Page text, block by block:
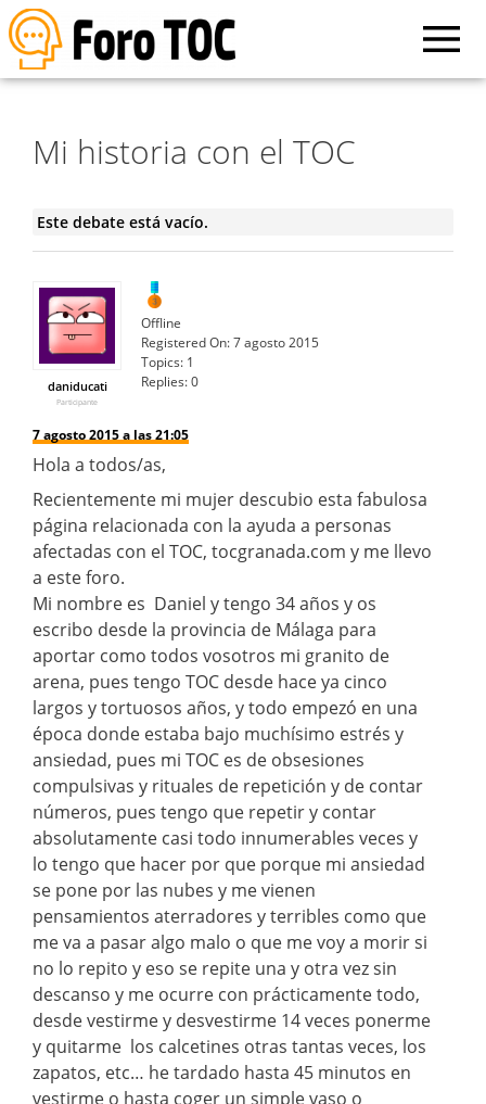
Mi historia con el TOC
Este debate está vacío.
daniducati
Participante
Offline
Registered On:7 agosto 2015
Topics: 1
Replies:0
7 agosto 2015 a las 21:05
Hola a todos/as,
Recientemente mi mujer descubio esta fabulosa
página relacionada con la ayuda a personas
afectadas con el TOC, tocgranada.com y me llevo
a este foro.
Mi nombre es Daniel y tengo 34 años y os
escribo desde la provincia de Málaga para
aportar como todos vosotros mi granito de
arena, pues tengo TOC desde hace ya cinco
largos y tortuosos años, y todo empezó en una
época donde estaba bajo muchísimo estrés y
ansiedad, pues mi TOC es de obsesiones
compulsivas y rituales de repetición y de contar
números, pues tengo que repetir y contar
absolutamente casi todo innumerables veces y
lo tengo que hacer por que porque mi ansiedad
se pone por las nubes y me vienen
pensamientos aterradores y terribles como que
me va a pasar algo malo o que me voy a morir si
no lo repito y eso se repite una y otra vez sin
descanso y me ocurre con prácticamente todo,
desde vestirme y desvestirme 14 veces ponerme
y quitarme los calcetines otras tantas veces, los
zapatos, etc… he tardado hasta 45 minutos en
vestirme o hasta coger un simple vaso o